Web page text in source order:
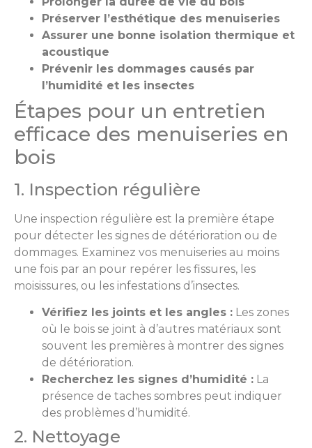
Préserver l’esthétique des menuiseries
Assurer une bonne isolation thermique et
acoustique
Prévenir les dommages causés par
l’humidité et les insectes
Étapes pour un entretien
efficace des menuiseries en
bois
1. Inspection régulière
Une inspection régulière est la première étape
pour détecter les signes de détérioration ou de
dommages. Examinez vos menuiseries au moins
une fois par an pour repérer les fissures, les
moisissures, ou les infestations d’insectes.
Vérifiez les joints et les angles : Les zones
où le bois se joint à d’autres matériaux sont
souvent les premières à montrer des signes
de détérioration.
Recherchez les signes d’humidité : La
présence de taches sombres peut indiquer
des problèmes d’humidité.
2. Nettoyage